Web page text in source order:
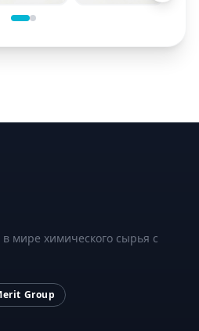
мире химического сырья с
Group